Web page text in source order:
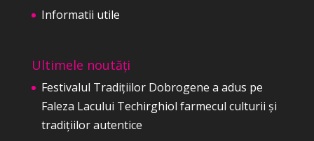
Informatii utile
Ultimele noutăți
Festivalul Tradițiilor Dobrogene a adus pe
Faleza Lacului Techirghiol farmecul culturii și
tradițiilor autentice